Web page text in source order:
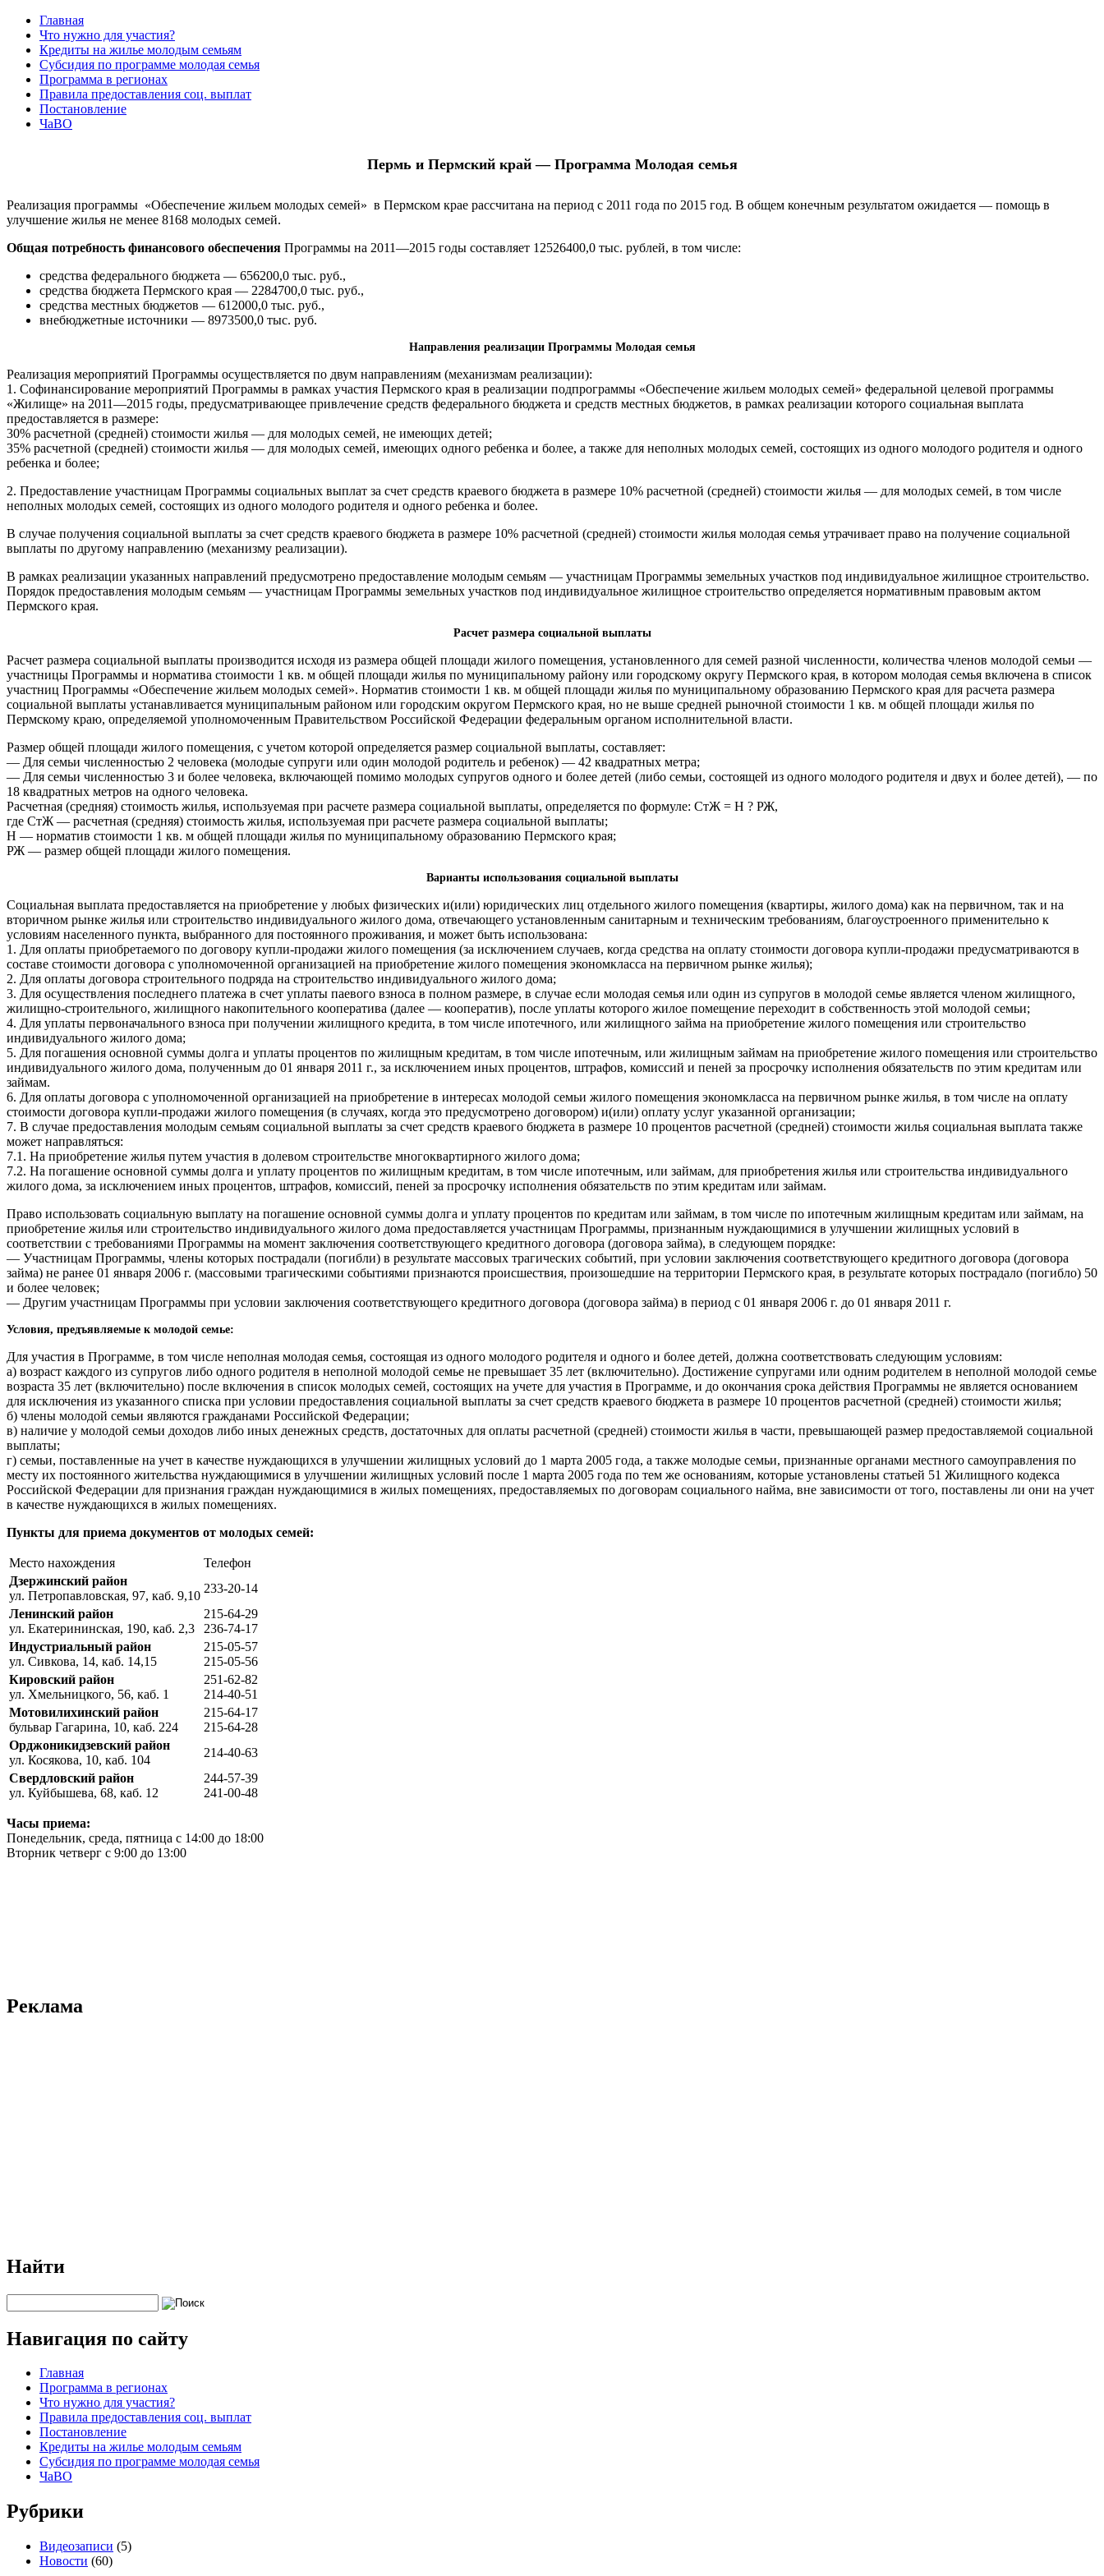
Главная
Что нужно для участия?
Кредиты на жилье молодым семьям
Субсидия по программе молодая семья
Программа в регионах
Правила предоставления соц. выплат
Постановление
ЧаВО
Пермь и Пермский край — Программа Молодая семья
Реализация программы «Обеспечение жильем молодых семей» в Пермском крае рассчитана на период с 2011 года по 2015 год. В общем конечным результатом ожидается — помощь в
улучшение жилья не менее 8168 молодых семей.
Общая потребность финансового обеспечения Программы на 2011—2015 годы составляет 12526400,0 тыс. рублей, в том числе:
средства федерального бюджета — 656200,0 тыс. руб.,
средства бюджета Пермского края — 2284700,0 тыс. руб.,
средства местных бюджетов — 612000,0 тыс. руб.,
внебюджетные источники — 8973500,0 тыс. руб.
Направления реализации Программы Молодая семья
Реализация мероприятий Программы осуществляется по двум направлениям (механизмам реализации):
1. Софинансирование мероприятий Программы в рамках участия Пермского края в реализации подпрограммы «Обеспечение жильем молодых семей» федеральной целевой программы
«Жилище» на 2011—2015 годы, предусматривающее привлечение средств федерального бюджета и средств местных бюджетов, в рамках реализации которого социальная выплата
предоставляется в размере:
30% расчетной (средней) стоимости жилья — для молодых семей, не имеющих детей;
35% расчетной (средней) стоимости жилья — для молодых семей, имеющих одного ребенка и более, а также для неполных молодых семей, состоящих из одного молодого родителя и одного
ребенка и более;
2. Предоставление участницам Программы социальных выплат за счет средств краевого бюджета в размере 10% расчетной (средней) стоимости жилья — для молодых семей, в том числе
неполных молодых семей, состоящих из одного молодого родителя и одного ребенка и более.
В случае получения социальной выплаты за счет средств краевого бюджета в размере 10% расчетной (средней) стоимости жилья молодая семья утрачивает право на получение социальной
выплаты по другому направлению (механизму реализации).
В рамках реализации указанных направлений предусмотрено предоставление молодым семьям — участницам Программы земельных участков под индивидуальное жилищное строительство.
Порядок предоставления молодым семьям — участницам Программы земельных участков под индивидуальное жилищное строительство определяется нормативным правовым актом
Пермского края.
Расчет размера социальной выплаты
Расчет размера социальной выплаты производится исходя из размера общей площади жилого помещения, установленного для семей разной численности, количества членов молодой семьи —
участницы Программы и норматива стоимости 1 кв. м общей площади жилья по муниципальному району или городскому округу Пермского края, в котором молодая семья включена в список
участниц Программы «Обеспечение жильем молодых семей». Норматив стоимости 1 кв. м общей площади жилья по муниципальному образованию Пермского края для расчета размера
социальной выплаты устанавливается муниципальным районом или городским округом Пермского края, но не выше средней рыночной стоимости 1 кв. м общей площади жилья по
Пермскому краю, определяемой уполномоченным Правительством Российской Федерации федеральным органом исполнительной власти.
Размер общей площади жилого помещения, с учетом которой определяется размер социальной выплаты, составляет:
— Для семьи численностью 2 человека (молодые супруги или один молодой родитель и ребенок) — 42 квадратных метра;
— Для семьи численностью 3 и более человека, включающей помимо молодых супругов одного и более детей (либо семьи, состоящей из одного молодого родителя и двух и более детей), — по
18 квадратных метров на одного человека.
Расчетная (средняя) стоимость жилья, используемая при расчете размера социальной выплаты, определяется по формуле: СтЖ = Н ? РЖ,
где СтЖ — расчетная (средняя) стоимость жилья, используемая при расчете размера социальной выплаты;
Н — норматив стоимости 1 кв. м общей площади жилья по муниципальному образованию Пермского края;
РЖ — размер общей площади жилого помещения.
Варианты использования социальной выплаты
Социальная выплата предоставляется на приобретение у любых физических и(или) юридических лиц отдельного жилого помещения (квартиры, жилого дома) как на первичном, так и на
вторичном рынке жилья или строительство индивидуального жилого дома, отвечающего установленным санитарным и техническим требованиям, благоустроенного применительно к
условиям населенного пункта, выбранного для постоянного проживания, и может быть использована:
1. Для оплаты приобретаемого по договору купли-продажи жилого помещения (за исключением случаев, когда средства на оплату стоимости договора купли-продажи предусматриваются в
составе стоимости договора с уполномоченной организацией на приобретение жилого помещения экономкласса на первичном рынке жилья);
2. Для оплаты договора строительного подряда на строительство индивидуального жилого дома;
3. Для осуществления последнего платежа в счет уплаты паевого взноса в полном размере, в случае если молодая семья или один из супругов в молодой семье является членом жилищного,
жилищно-строительного, жилищного накопительного кооператива (далее — кооператив), после уплаты которого жилое помещение переходит в собственность этой молодой семьи;
4. Для уплаты первоначального взноса при получении жилищного кредита, в том числе ипотечного, или жилищного займа на приобретение жилого помещения или строительство
индивидуального жилого дома;
5. Для погашения основной суммы долга и уплаты процентов по жилищным кредитам, в том числе ипотечным, или жилищным займам на приобретение жилого помещения или строительство
индивидуального жилого дома, полученным до 01 января 2011 г., за исключением иных процентов, штрафов, комиссий и пеней за просрочку исполнения обязательств по этим кредитам или
займам.
6. Для оплаты договора с уполномоченной организацией на приобретение в интересах молодой семьи жилого помещения экономкласса на первичном рынке жилья, в том числе на оплату
стоимости договора купли-продажи жилого помещения (в случаях, когда это предусмотрено договором) и(или) оплату услуг указанной организации;
7. В случае предоставления молодым семьям социальной выплаты за счет средств краевого бюджета в размере 10 процентов расчетной (средней) стоимости жилья социальная выплата также
может направляться:
7.1. На приобретение жилья путем участия в долевом строительстве многоквартирного жилого дома;
7.2. На погашение основной суммы долга и уплату процентов по жилищным кредитам, в том числе ипотечным, или займам, для приобретения жилья или строительства индивидуального
жилого дома, за исключением иных процентов, штрафов, комиссий, пеней за просрочку исполнения обязательств по этим кредитам или займам.
Право использовать социальную выплату на погашение основной суммы долга и уплату процентов по кредитам или займам, в том числе по ипотечным жилищным кредитам или займам, на
приобретение жилья или строительство индивидуального жилого дома предоставляется участницам Программы, признанным нуждающимися в улучшении жилищных условий в
соответствии с требованиями Программы на момент заключения соответствующего кредитного договора (договора займа), в следующем порядке:
— Участницам Программы, члены которых пострадали (погибли) в результате массовых трагических событий, при условии заключения соответствующего кредитного договора (договора
займа) не ранее 01 января 2006 г. (массовыми трагическими событиями признаются происшествия, произошедшие на территории Пермского края, в результате которых пострадало (погибло) 50
и более человек;
— Другим участницам Программы при условии заключения соответствующего кредитного договора (договора займа) в период с 01 января 2006 г. до 01 января 2011 г.
Условия, предъявляемые к молодой семье:
Для участия в Программе, в том числе неполная молодая семья, состоящая из одного молодого родителя и одного и более детей, должна соответствовать следующим условиям:
а) возраст каждого из супругов либо одного родителя в неполной молодой семье не превышает 35 лет (включительно). Достижение супругами или одним родителем в неполной молодой семье
возраста 35 лет (включительно) после включения в список молодых семей, состоящих на учете для участия в Программе, и до окончания срока действия Программы не является основанием
для исключения из указанного списка при условии предоставления социальной выплаты за счет средств краевого бюджета в размере 10 процентов расчетной (средней) стоимости жилья;
б) члены молодой семьи являются гражданами Российской Федерации;
в) наличие у молодой семьи доходов либо иных денежных средств, достаточных для оплаты расчетной (средней) стоимости жилья в части, превышающей размер предоставляемой социальной
выплаты;
г) семьи, поставленные на учет в качестве нуждающихся в улучшении жилищных условий до 1 марта 2005 года, а также молодые семьи, признанные органами местного самоуправления по
месту их постоянного жительства нуждающимися в улучшении жилищных условий после 1 марта 2005 года по тем же основаниям, которые установлены статьей 51 Жилищного кодекса
Российской Федерации для признания граждан нуждающимися в жилых помещениях, предоставляемых по договорам социального найма, вне зависимости от того, поставлены ли они на учет
в качестве нуждающихся в жилых помещениях.
Пункты для приема документов от молодых семей:
Место нахождения
Телефон
Дзержинский район
ул. Петропавловская, 97, каб. 9,10
233-20-14
Ленинский район
ул. Екатерининская, 190, каб. 2,3
215-64-29
236-74-17
Индустриальный район
ул. Сивкова, 14, каб. 14,15
215-05-57
215-05-56
Кировский район
ул. Хмельницкого, 56, каб. 1
251-62-82
214-40-51
Мотовилихинский район
бульвар Гагарина, 10, каб. 224
215-64-17
215-64-28
Орджоникидзевский район
ул. Косякова, 10, каб. 104
214-40-63
Свердловский район
ул. Куйбышева, 68, каб. 12
244-57-39
241-00-48
Часы приема:
Понедельник, среда, пятница с 14:00 до 18:00
Вторник четверг с 9:00 до 13:00
Реклама
Найти
Навигация по сайту
Главная
Программа в регионах
Что нужно для участия?
Правила предоставления соц. выплат
Постановление
Кредиты на жилье молодым семьям
Субсидия по программе молодая семья
ЧаВО
Рубрики
Видеозаписи (5)
Новости (60)